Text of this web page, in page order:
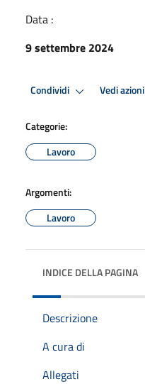
Data :
9 settembre 2024
Condividi Vedi azioni
Categorie:
Lavoro
Argomenti:
Lavoro
INDICE DELLA PAGINA
Descrizione
A cura di
Allegati